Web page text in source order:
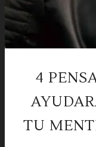
4
TU